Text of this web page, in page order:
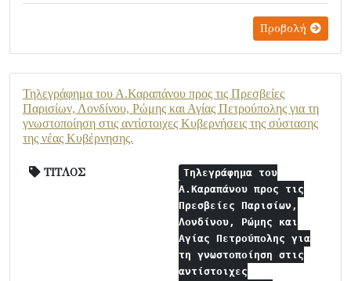
Προβολή
Τηλεγράφημα του Α.Καραπάνου προς τις Πρεσβείες
Παρισίων, Λονδίνου, Ρώμης και Αγίας Πετρούπολης για τη
γνωστοποίηση στις αντίστοιχες Κυβερνήσεις της σύστασης
της νέας Κυβέρνησης.
ΤΙΤΛΟΣ
Τηλεγράφημα του
Α.Καραπάνου προς τις
Πρεσβείες Παρισίων,
Λονδίνου, Ρώμης και
Αγίας Πετρούπολης για
τη γνωστοποίηση στις
αντίστοιχες